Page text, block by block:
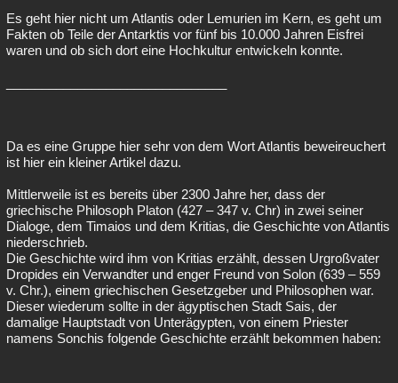
Es geht hier nicht um Atlantis oder Lemurien im Kern, es geht um
Fakten ob Teile der Antarktis vor fünf bis 10.000 Jahren Eisfrei
waren und ob sich dort eine Hochkultur entwickeln konnte.
Da es eine Gruppe hier sehr von dem Wort Atlantis beweireuchert
ist hier ein kleiner Artikel dazu.
Mittlerweile ist es bereits über 2300 Jahre her, dass der
griechische Philosoph Platon (427 – 347 v. Chr) in zwei seiner
Dialoge, dem Timaios und dem Kritias, die Geschichte von Atlantis
niederschrieb.
Die Geschichte wird ihm von Kritias erzählt, dessen Urgroßvater
Dropides ein Verwandter und enger Freund von Solon (639 – 559
v. Chr.), einem griechischen Gesetzgeber und Philosophen war.
Dieser wiederum sollte in der ägyptischen Stadt Sais, der
damalige Hauptstadt von Unterägypten, von einem Priester
namens Sonchis folgende Geschichte erzählt bekommen haben: